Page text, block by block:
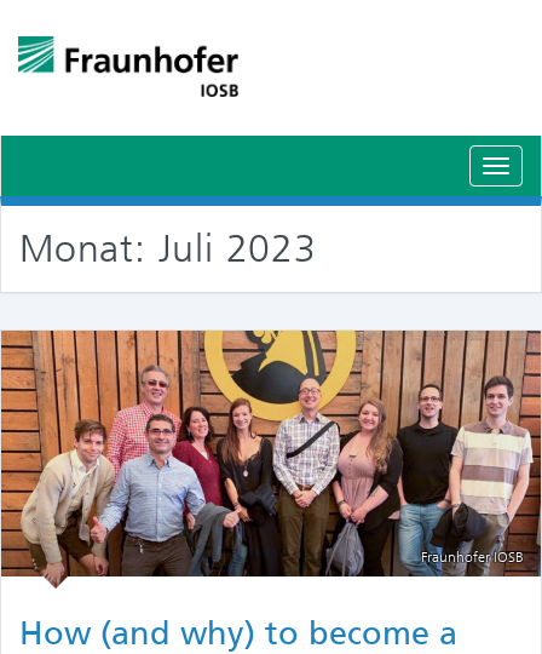
Monat: Juli 2023
Fraunhofer IOSB
How (and why) to become a